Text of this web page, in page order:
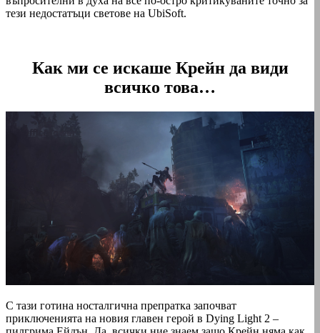
тези недостатъци светове на UbiSoft.
Как ми се искаше Крейн да види
всичко това…
С тази готина носталгична препратка започват
приключенията на новия главен герой в Dying Light 2 –